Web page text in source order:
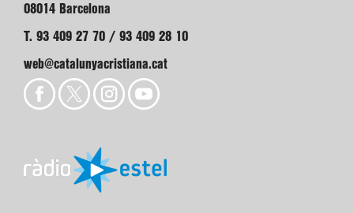
08014 Barcelona
T. 93 409 27 70 / 93 409 28 10
web@catalunyacristiana.cat